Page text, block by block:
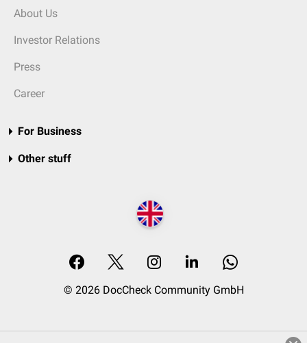
About Us
Investor Relations
Press
Career
For Business
Other stuff
© 2026 DocCheck Community GmbH